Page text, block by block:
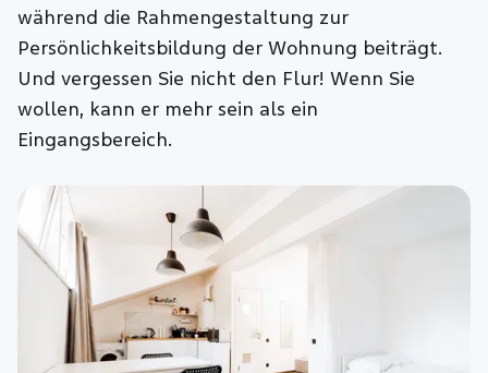
während die Rahmengestaltung zur
Persönlichkeitsbildung der Wohnung beiträgt.
Und vergessen Sie nicht den Flur! Wenn Sie
wollen, kann er mehr sein als ein
Eingangsbereich.